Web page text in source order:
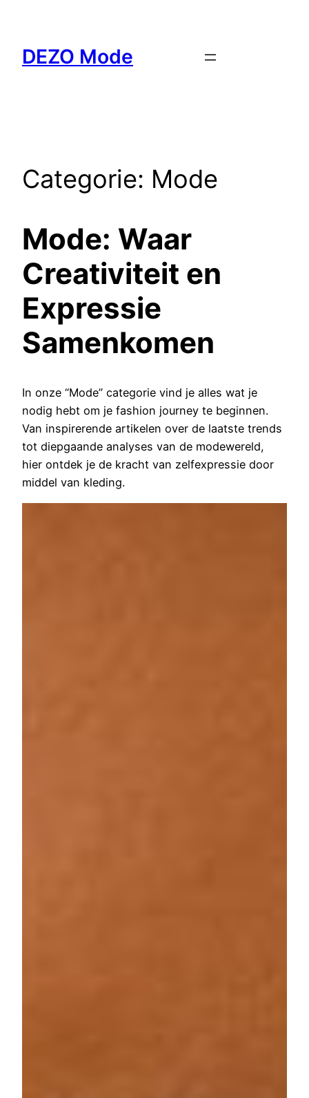
inhoud
DEZO Mode
Categorie: Mode
Mode: Waar
Creativiteit en
Expressie
Samenkomen
In onze “Mode” categorie vind je alles wat je
nodig hebt om je fashion journey te beginnen.
Van inspirerende artikelen over de laatste trends
tot diepgaande analyses van de modewereld,
hier ontdek je de kracht van zelfexpressie door
middel van kleding.